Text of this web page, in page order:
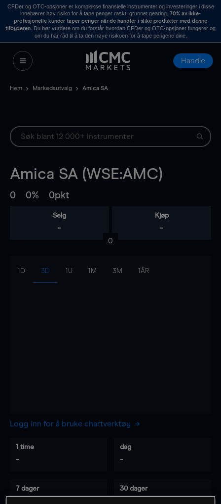
CFDer og OTC-opsjoner er komplekse finansielle instrumenter og investeringer i disse
innebærer høy risiko for å tape penger raskt, grunnet gearing. 70% av ikke-
profesjonelle kunder taper penger når de handler i slike produkter med denne
tilbyderen . Du bør vurdere om du forstår hvordan CFDer og OTC-opsjoner fungerer og
om du har råd til å ta den høye risikoen for å tape pengene dine.
Handle
Hem Markedsutvalg Amica SA
Amica SA (WSE:AMC)
0 0% 0pkt
Selg
-
Kjøp
-
0
1D 3D 1U 1M 3M 1ÅR
Logg inn for å bruke chartverktøy
1 time
-
dag
-
7 dager 30 dager